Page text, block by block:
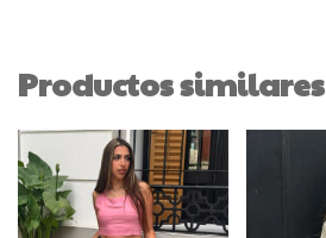
Productos similares